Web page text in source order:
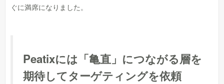
ぐに満席になりました。
Peatixには「亀直」につながる層を
期待してターゲティングを依頼